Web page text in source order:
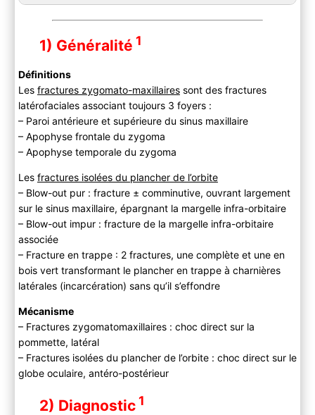
1) Généralité 1
Définitions
Les fractures zygomato-maxillairessont des fractures
latérofaciales associant toujours 3 foyers :
– Paroi antérieure et supérieure du sinus maxillaire
– Apophyse frontale du zygoma
– Apophyse temporale du zygoma
Les fractures isolées du plancher de l’orbite
– Blow-out pur : fracture ± comminutive, ouvrant largement
sur le sinus maxillaire, épargnant la margelle infra-orbitaire
– Blow-out impur : fracture de la margelle infra-orbitaire
associée
– Fracture en trappe : 2 fractures, une complète et une en
bois vert transformant le plancher en trappe à charnières
latérales (incarcération) sans qu’il s’effondre
Mécanisme
– Fractures zygomatomaxillaires : choc direct sur la
pommette, latéral
– Fractures isolées du plancher de l’orbite : choc direct sur le
globe oculaire, antéro-postérieur
2) Diagnostic1